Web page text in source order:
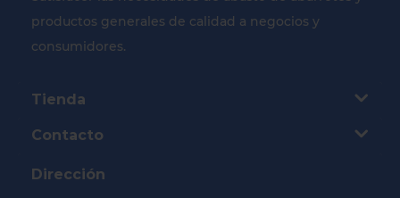
productos generales de calidad a negocios y
consumidores.
Tienda
Contacto
Dirección